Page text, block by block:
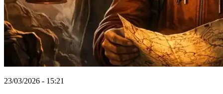
23/03/2026 - 15:21